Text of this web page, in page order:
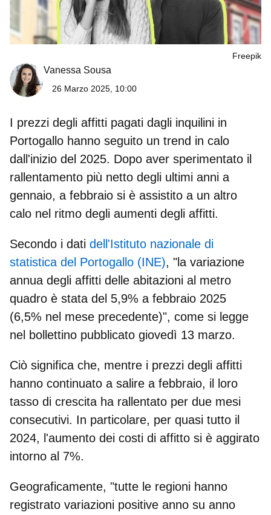
Freepik
Vanessa Sousa
26 Marzo 2025, 10:00
I prezzi degli affitti pagati dagli inquilini in
Portogallo hanno seguito un trend in calo
dall'inizio del 2025. Dopo aver sperimentato il
rallentamento più netto degli ultimi anni a
gennaio, a febbraio si è assistito a un altro
calo nel ritmo degli aumenti degli affitti.
Secondo i dati dell'Istituto nazionale di
statistica del Portogallo (INE), "la variazione
annua degli affitti delle abitazioni al metro
quadro è stata del 5,9% a febbraio 2025
(6,5% nel mese precedente)", come si legge
nel bollettino pubblicato giovedì 13 marzo.
Ciò significa che, mentre i prezzi degli affitti
hanno continuato a salire a febbraio, il loro
tasso di crescita ha rallentato per due mesi
consecutivi. In particolare, per quasi tutto il
2024, l'aumento dei costi di affitto si è aggirato
intorno al 7%.
Geograficamente, "tutte le regioni hanno
registrato variazioni positive anno su anno